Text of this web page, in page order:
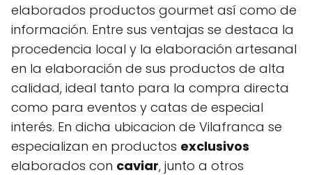
elaborados productos gourmet así como de
información. Entre sus ventajas se destaca la
procedencia local y la elaboración artesanal
en la elaboración de sus productos de alta
calidad, ideal tanto para la compra directa
como para eventos y catas de especial
interés. En dicha ubicacion de Vilafranca se
especializan en productos exclusivos
elaborados con caviar, junto a otros